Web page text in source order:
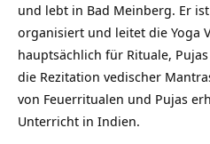
und lebt in Bad Meinberg. Er
organisiert und leitet die Yoga
hauptsächlich für Rituale,
die Rezitation vedischer
von Feuerritualen und Pujas
Unterricht in Indien.